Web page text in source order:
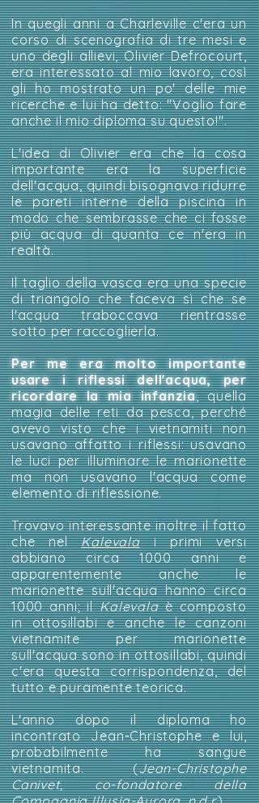
In quegli anni a Charleville c'era un
corso di scenografia di tre mesi e
uno degli allievi, Olivier Defrocourt,
era interessato al mio lavoro, così
gli ho mostrato un po' delle mie
ricerche e lui ha detto: "Voglio fare
anche il mio diploma su questo!".
L'idea di Olivier era che la cosa
importante era la superficie
dell'acqua, quindi bisognava ridurre
le pareti interne della piscina in
modo che sembrasse che ci fosse
più acqua di quanta ce n'era in
realtà.
Il taglio della vasca era una specie
di triangolo che faceva sì che se
l'acqua traboccava rientrasse
sotto per raccoglierla.
Per me era molto importante
usare i riflessi dell'acqua, per
ricordare la mia infanzia, quella
magia delle reti da pesca, perché
avevo visto che i vietnamiti non
usavano affatto i riflessi: usavano
le luci per illuminare le marionette
ma non usavano l'acqua come
elemento di riflessione.
Trovavo interessante inoltre il fatto
che nelKalevala
i primi versi
abbiano circa 1000 anni e
apparentemente anche le
marionette sull'acqua hanno circa
1000 anni; ilKalevalaè composto
in ottosillabi e anche le canzoni
vietnamite per marionette
sull'acqua sono in ottosillabi, quindi
c'era questa corrispondenza, del
tutto e puramente teorica.
L'anno dopo il diploma ho
incontrato Jean-Christophe e lui,
probabilmente ha sangue
vietnamita. (Jean-Christophe
Canivet, co-fondatore della